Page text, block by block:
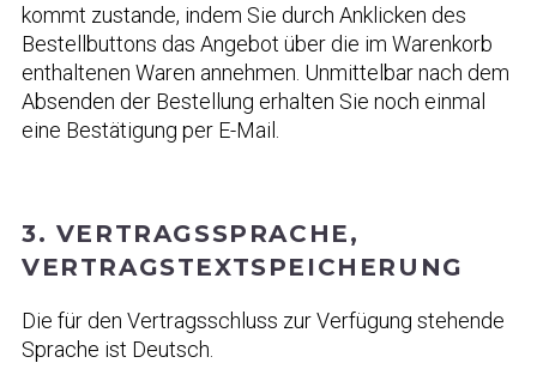
kommt zustande, indem Sie durch Anklicken des
Bestellbuttons das Angebot über die im Warenkorb
enthaltenen Waren annehmen. Unmittelbar nach dem
Absenden der Bestellung erhalten Sie noch einmal
eine Bestätigung per E-Mail.
3. VERTRAGSSPRACHE,
VERTRAGSTEXTSPEICHERUNG
Die für den Vertragsschluss zur Verfügung stehende
Sprache ist Deutsch.